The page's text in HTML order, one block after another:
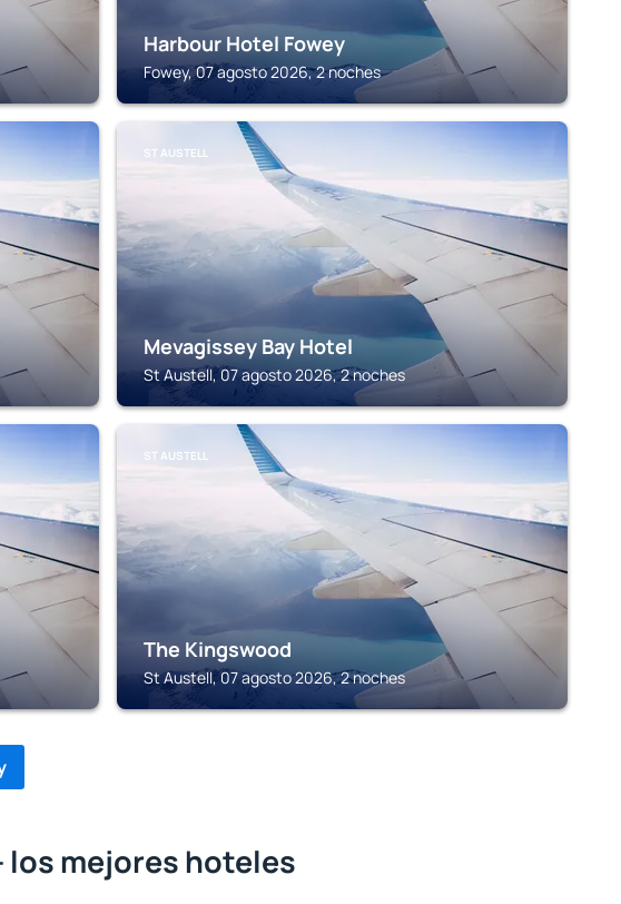
Harbour Hotel Fowey
Fowey, 07 agosto 2026, 2 noches
ST AUSTELL
Mevagissey Bay Hotel
St Austell, 07 agosto 2026, 2 noches
ST AUSTELL
The Kingswood
St Austell, 07 agosto 2026, 2 noches
los mejores hoteles